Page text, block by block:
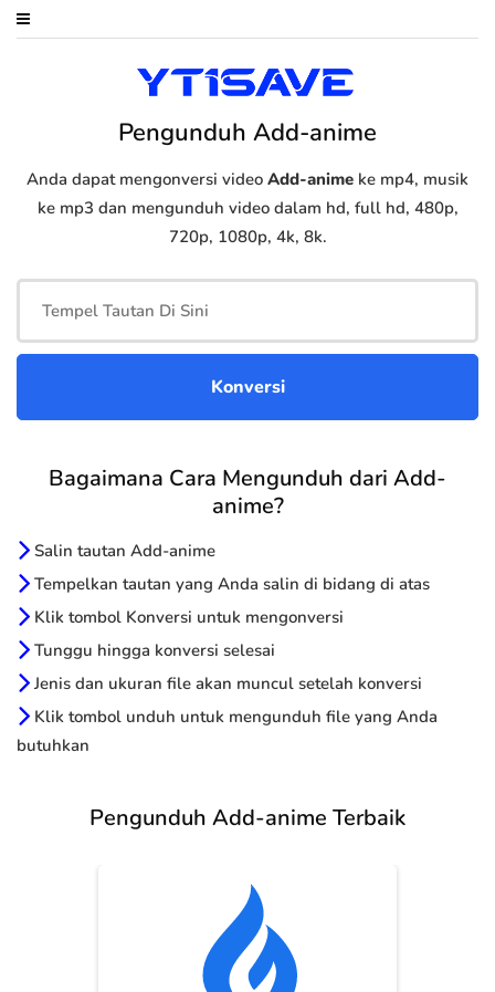
Pengunduh Add-anime
Anda dapat mengonversi video Add-anime ke mp4, musik
ke mp3 dan mengunduh video dalam hd, full hd, 480p,
720p, 1080p, 4k, 8k.
Bagaimana Cara Mengunduh dari Add-
anime?
Salin tautan Add-anime
Tempelkan tautan yang Anda salin di bidang di atas
Klik tombol Konversi untuk mengonversi
Tunggu hingga konversi selesai
Jenis dan ukuran file akan muncul setelah konversi
Klik tombol unduh untuk mengunduh file yang Anda
butuhkan
Pengunduh Add-anime Terbaik